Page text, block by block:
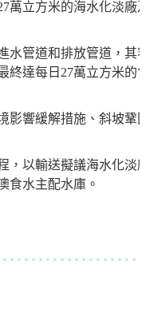
萬立方米的海水化淡廠
水管道和排放管道，其
終達每日27萬立方米的
影響緩解措施、斜坡鞏
，以輸送擬議海水化淡
食水主配水庫。